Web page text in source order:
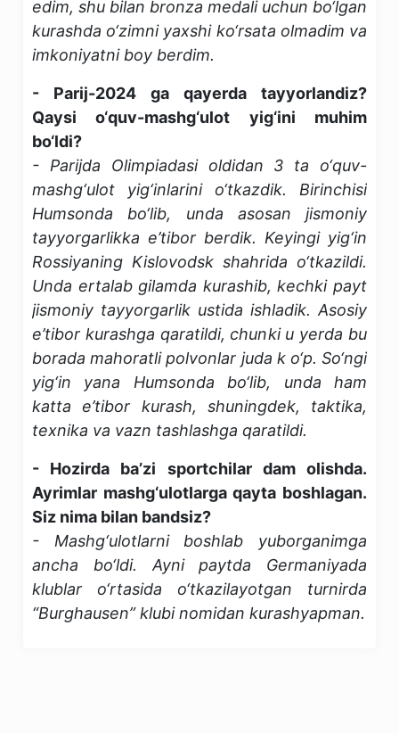
edim, shu bilan bronza medali uchun bo‘lgan
kurashda o‘zimni yaxshi ko‘rsata olmadim va
imkoniyatni boy berdim.
- Parij-2024 ga qayerda tayyorlandiz?
Qaysi o‘quv-mashg‘ulot yig‘ini muhim
bo‘ldi?
- Parijda Olimpiadasi oldidan 3 ta o‘quv-
mashg‘ulot yig‘inlarini o‘tkazdik. Birinchisi
Humsonda bo‘lib, unda asosan jismoniy
tayyorgarlikka e’tibor berdik. Keyingi yig‘in
Rossiyaning Kislovodsk shahrida o‘tkazildi.
Unda ertalab gilamda kurashib, kechki payt
jismoniy tayyorgarlik ustida ishladik. Asosiy
e’tibor kurashga qaratildi, chunki u yerda bu
borada mahoratli polvonlar juda k o‘p. So‘ngi
yig‘in yana Humsonda bo‘lib, unda ham
katta e’tibor kurash, shuningdek, taktika,
texnika va vazn tashlashga qaratildi.
- Hozirda ba’zi sportchilar dam olishda.
Ayrimlar mashg‘ulotlarga qayta boshlagan.
Siz nima bilan bandsiz?
- Mashg‘ulotlarni boshlab yuborganimga
ancha bo‘ldi. Ayni paytda Germaniyada
klublar o‘rtasida o‘tkazilayotgan turnirda
“Burghausen” klubi nomidan kurashyapman.